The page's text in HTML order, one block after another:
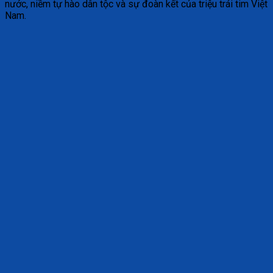
nước, niềm tự hào dân tộc và sự đoàn kết của triệu trái tim Việt
Nam.